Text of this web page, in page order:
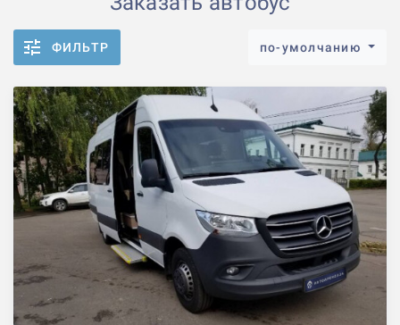
ФИЛЬТР по-умолчанию